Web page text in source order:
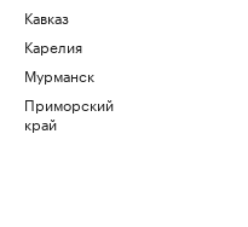
Кавказ
Карелия
Мурманск
Приморский
край